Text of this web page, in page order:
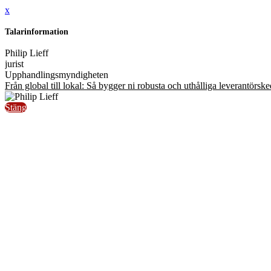
x
Talarinformation
Philip Lieff
jurist
Upphandlingsmyndigheten
Från global till lokal: Så bygger ni robusta och uthålliga
Stäng